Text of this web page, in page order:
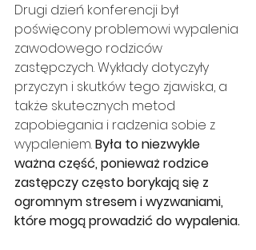
Drugi dzień konferencji był
poświęcony problemowi wypalenia
zawodowego rodziców
zastępczych. Wykłady dotyczyły
przyczyn i skutków tego zjawiska, a
także skutecznych metod
zapobiegania i radzenia sobie z
wypaleniem. Była to niezwykle
ważna część, ponieważ rodzice
zastępczy często borykają się z
ogromnym stresem i wyzwaniami,
które mogą prowadzić do wypalenia.